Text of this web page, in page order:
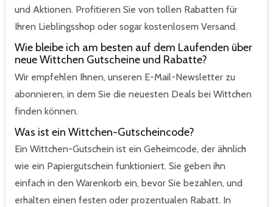
und Aktionen. Profitieren Sie von tollen Rabatten für
Ihren Lieblingsshop oder sogar kostenlosem Versand.
Wie bleibe ich am besten auf dem Laufenden über
neue Wittchen Gutscheine und Rabatte?
Wir empfehlen Ihnen, unseren E-Mail-Newsletter zu
abonnieren, in dem Sie die neuesten Deals bei Wittchen
finden können.
Was ist ein Wittchen-Gutscheincode?
Ein Wittchen-Gutschein ist ein Geheimcode, der ähnlich
wie ein Papiergutschein funktioniert. Sie geben ihn
einfach in den Warenkorb ein, bevor Sie bezahlen, und
erhalten einen festen oder prozentualen Rabatt. In